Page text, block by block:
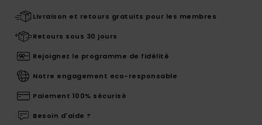
Livraison et retours gratuits pour les membres
Retours sous 30 jours
Rejoignez le programme de fidélité
Notre engagement eco-responsable
Paiement 100% sécurisé
Besoin d'aide ?